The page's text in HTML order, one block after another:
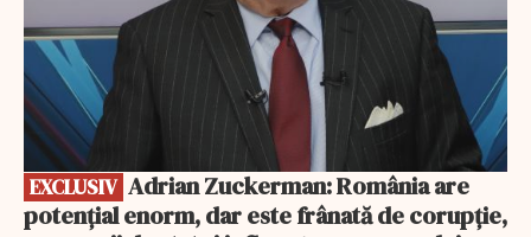
EXCLUSIV
potențial enorm, dar este frânată de corupție,